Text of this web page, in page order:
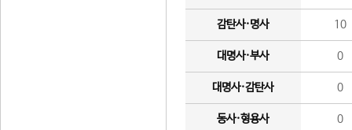
감탄사·명사 10
대명사·부사 0
대명사·감탄사 0
동사·형용사 0